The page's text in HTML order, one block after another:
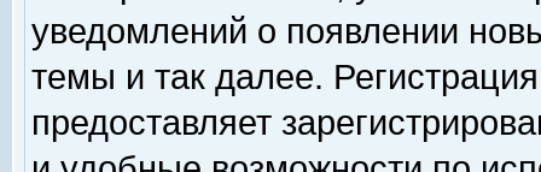
уведомлений о появлении
темы и так далее.
предоставляет